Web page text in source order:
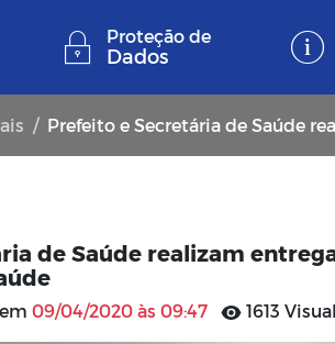
Proteção de
Dados
Prefeito e Secretária de Saúde realizam entrega
de Saúde realizam
09/04/2020 às 09:47 1613